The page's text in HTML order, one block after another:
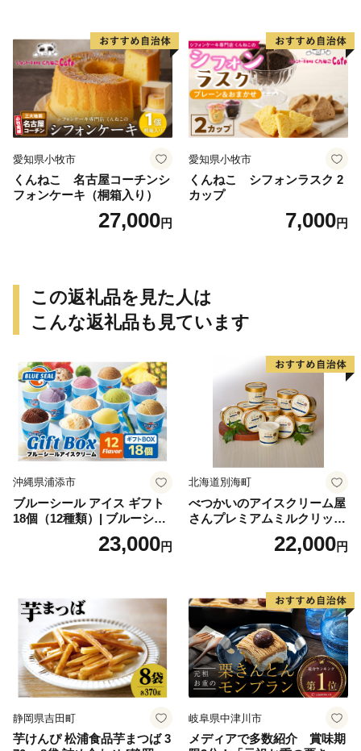
レーション ホールケーキ 日
時指定可
愛知県小牧市
くんねこ 名古屋コーチンシ
フォンケーキ（桐箱入り）
27,000円
愛知県小牧市
くんねこ シフォンラスク 2
カップ
7,000円
この返礼品を見た人は
こんな返礼品も見ています
沖縄県浦添市
ブルーシール アイス ギフト
18個（12種類）| ブルーシー
ルアイス ブルーシールアイ
スクリーム 着日指定可能 送
誕生日 カップ 詰め合わせ バ
ラエティ | バニラ チョコレー
ト ストロベリー ピスタチオ
バニラ＆クッキー ウベ 沖縄
紅イモ 塩ちんすこう 沖縄シ
ークヮーサー 沖縄黒糖 琉球
ロイヤルミルクティ 沖縄パ
イン
23,000円
北海道別海町
べつかいのアイスクリーム屋
さんプレミアムミルクリッチ
12個（AP-01）（ 北海道アイ
ス 北海道産アイス アイス ア
道産アイス 道産アイスクリ
ーム ギフト 詰合せ 詰め合わ
せ ふるさと納税 ）
22,000円
静岡県吉田町
芋けんぴ 松浦食品芋まつば 3
岐阜県中津川市
メディアで多数紹介 賞味期